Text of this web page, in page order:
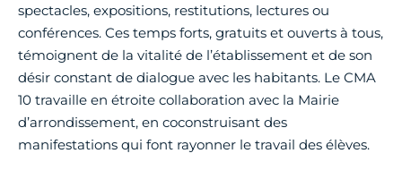
spectacles, expositions, restitutions, lectures ou
conférences. Ces temps forts, gratuits et ouverts à tous,
témoignent de la vitalité de l’établissement et de son
désir constant de dialogue avec les habitants. Le CMA
10 travaille en étroite collaboration avec la Mairie
d’arrondissement, en coconstruisant des
manifestations qui font rayonner le travail des élèves.